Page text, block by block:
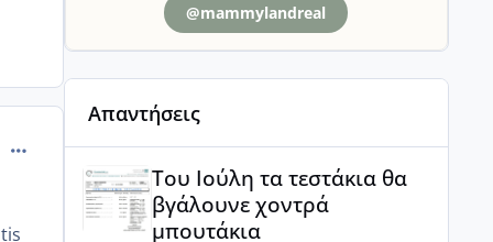
comment_498559
@mammylandreal
Απαντήσεις
Του Ιούλη τα τεστάκια θα
βγάλουνε χοντρά
μπουτάκια